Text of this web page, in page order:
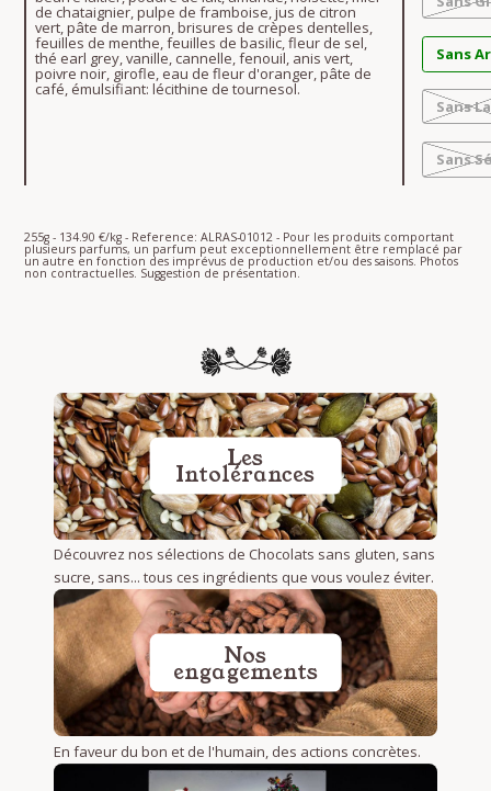
de chataignier, pulpe de framboise, jus de citron
vert, pâte de marron, brisures de crèpes dentelles,
feuilles de menthe, feuilles de basilic, fleur de sel,
thé earl grey, vanille, cannelle, fenouil, anis vert,
poivre noir, girofle, eau de fleur d'oranger, pâte de
café, émulsifiant: lécithine de tournesol.
Sans
Sans
Sans
255g - 134.90 €/kg - Reference: ALRAS-01012 - Pour les produits comportant
plusieurs parfums, un parfum peut exceptionnellement être remplacé par
un autre en fonction des imprévus de production et/ou des saisons. Photos
non contractuelles. Suggestion de présentation.
Les
Intolérances
Découvrez nos sélections de Chocolats sans gluten, sans
sucre, sans... tous ces ingrédients que vous voulez éviter.
Nos
engagements
En faveur du bon et de l'humain, des actions concrètes.